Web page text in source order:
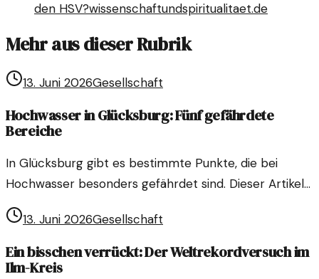
den HSV?wissenschaftundspiritualitaet.de
Mehr aus dieser Rubrik
13. Juni 2026Gesellschaft
Hochwasser in Glücksburg: Fünf gefährdete
Bereiche
In Glücksburg gibt es bestimmte Punkte, die bei
Hochwasser besonders gefährdet sind. Dieser Artikel
beleuchtet die fünf verwundbarsten Bereiche der
Stadt.13. Juni 2026Gesellschaft
Ein bisschen verrückt: Der Weltrekordversuch im
Ilm-Kreis